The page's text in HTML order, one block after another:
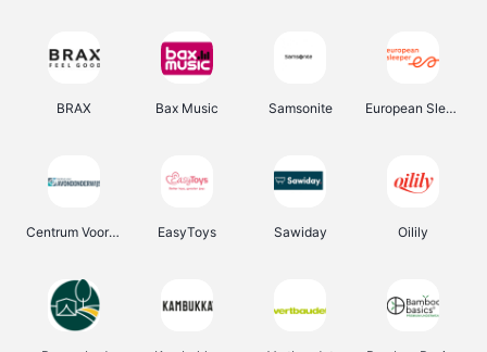
BRAX Bax Music Samsonite European Sleeper
Centrum Voor Avondonderwijs EasyToys Sawiday Oilily